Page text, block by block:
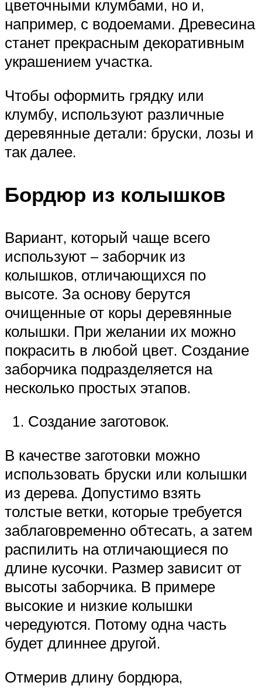
цветочными клумбами, но и,
например, с водоемами. Древесина
станет прекрасным декоративным
украшением участка.
Чтобы оформить грядку или
клумбу, используют различные
деревянные детали: бруски, лозы и
так далее.
Бордюр из колышков
Вариант, который чаще всего
используют – заборчик из
колышков, отличающихся по
высоте. За основу берутся
очищенные от коры деревянные
колышки. При желании их можно
покрасить в любой цвет. Создание
заборчика подразделяется на
несколько простых этапов.
Создание заготовок.
В качестве заготовки можно
использовать бруски или колышки
из дерева. Допустимо взять
толстые ветки, которые требуется
заблаговременно обтесать, а затем
распилить на отличающиеся по
длине кусочки. Размер зависит от
высоты заборчика. В примере
высокие и низкие колышки
чередуются. Потому одна часть
будет длиннее другой.
Отмерив длину бордюра,